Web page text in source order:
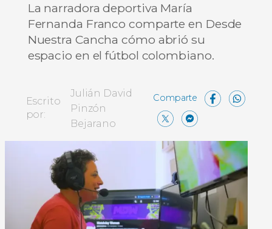
La narradora deportiva María
Fernanda Franco comparte en Desde
Nuestra Cancha cómo abrió su
espacio en el fútbol colombiano.
Escrito
por:
Julián David
Pinzón
Bejarano
X